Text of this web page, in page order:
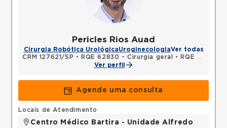
Pericles Rios Auad
Cirurgia Robótica UrológicaUroginecologiaVer todas
CRM 127621/SP • RQE 62830 - Cirurgia geral •
RQE 62831 - Urologia
Ver perfil
Agende uma consulta
Locais de Atendimento
Centro Médico Bartira - Unidade Alfredo